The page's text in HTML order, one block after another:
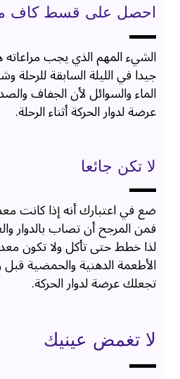
احصل على قسط كاف
الشيء المهم الذي يجب
جيدا في الليلة السابقة
الماء والسوائل لأن الجفاف
عرضة لدوار الحركة أثناء الرحلة.
لا تكن جائعا
ضع في اعتبارك أنه إذا كانت
فمن المرجح أن تصاب بالدوار
لذا خطط حتى تأكل ولا تكون
الأطعمة الدهنية والحمضية قبل
تجعلك عرضة لدوار الحركة.
لا تغمض عينيك